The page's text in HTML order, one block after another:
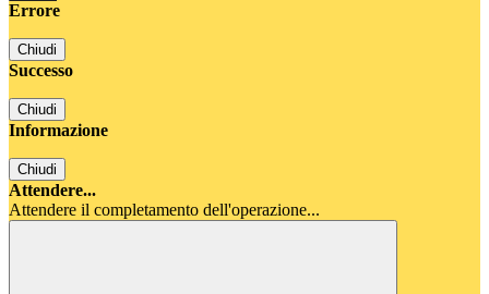
Errore
Chiudi
Successo
Chiudi
Informazione
Chiudi
Attendere...
Attendere il completamento dell'operazione...